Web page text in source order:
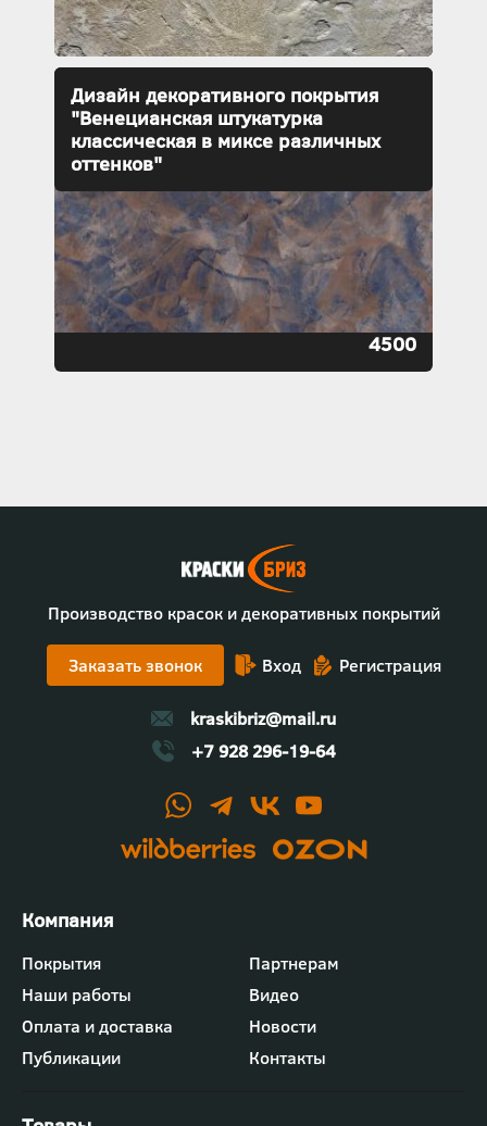
Дизайн декоративного покрытия
"Венецианская штукатурка
классическая в миксе различных
оттенков"
4500
Производство красок и декоративных покрытий
Заказать звонок Вход Регистрация
kraskibriz@mail.ru
+7 928 296-19-64
Футер
-
меню
"Компания"
Покрытия
Партнерам
Наши работы
Видео
Оплата и доставка
Новости
Публикации
Контакты